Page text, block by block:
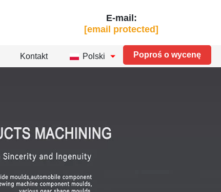
E-mail:
[email protected]
Kontakt Polski Poproś o wycenę